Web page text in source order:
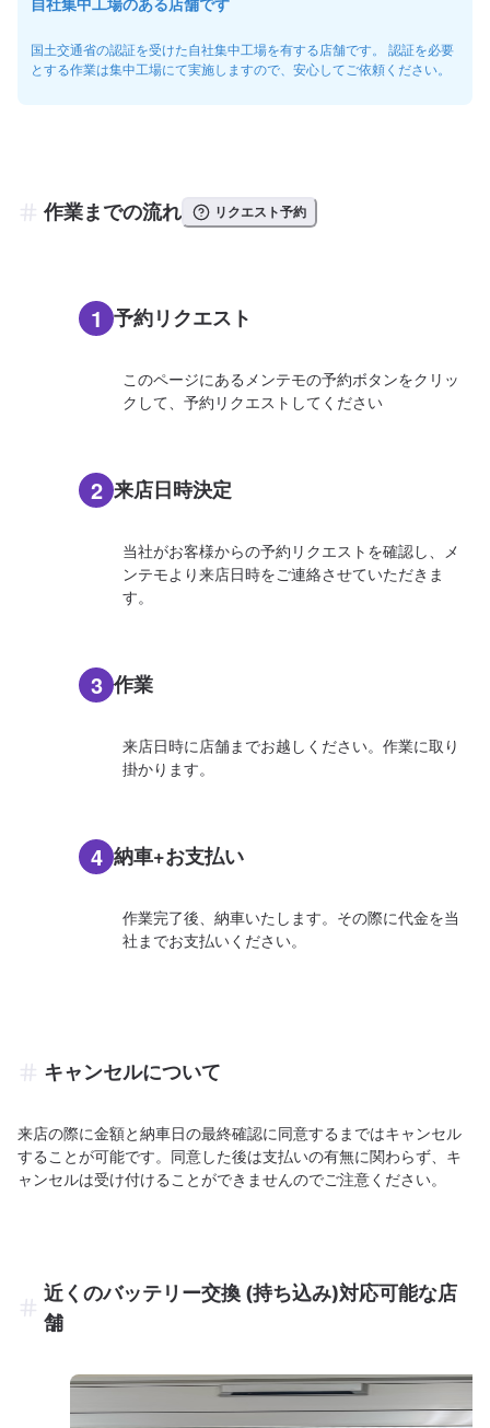
国土交通省の認証を受けた自社集中工場を有する店舗です。 認証を必要
とする作業は集中工場にて実施しますので、安心してご依頼ください。
作業までの流れ リクエスト予約
1 予約リクエスト
このページにあるメンテモの予約ボタンをクリッ
クして、予約リクエストしてください
2 来店日時決定
当社がお客様からの予約リクエストを確認し、メ
ンテモより来店日時をご連絡させていただきま
す。
3 作業
来店日時に店舗までお越しください。作業に取り
掛かります。
4 納車+お支払い
作業完了後、納車いたします。その際に代金を当
社までお支払いください。
キャンセルについて
来店の際に金額と納車日の最終確認に同意するまではキャンセル
することが可能です。同意した後は支払いの有無に関わらず、キ
ャンセルは受け付けることができませんのでご注意ください。
近くのバッテリー交換 (持ち込み)対応可能な店
舗